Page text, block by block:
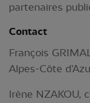
partenaires
Contact
François
Alpes-Côte
Irène NZAKOU,